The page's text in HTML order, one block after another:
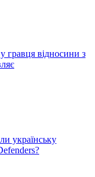
гравця відносини з
українську